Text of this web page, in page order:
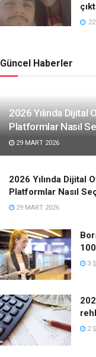
Güncel Haberler
2026 Yılında Dijital
Platformlar Nasıl
29 MART 2026
2026 Yılında Dijital
Platformlar Nasıl
29 MART 2026
3
2